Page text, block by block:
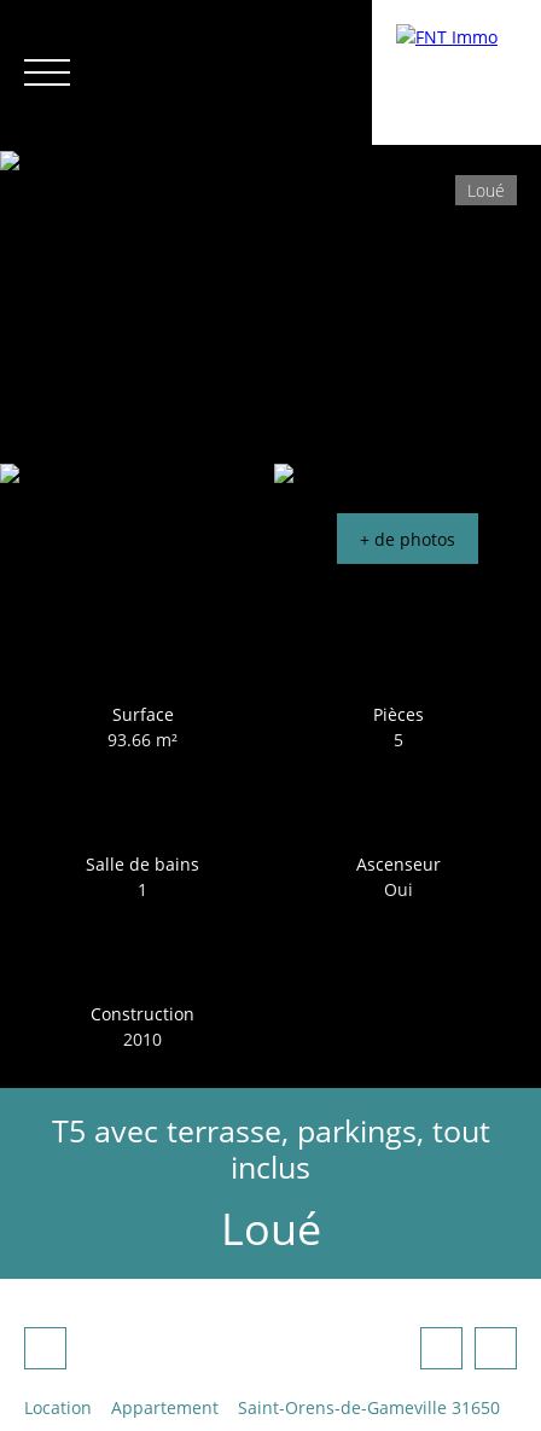
Loué
+ de photos
Surface
93.66 m²
Pièces
5
Salle de bains
1
Ascenseur
Oui
Construction
2010
T5 avec terrasse, parkings, tout
inclus
Loué
Location Appartement Saint-Orens-de-Gameville 31650